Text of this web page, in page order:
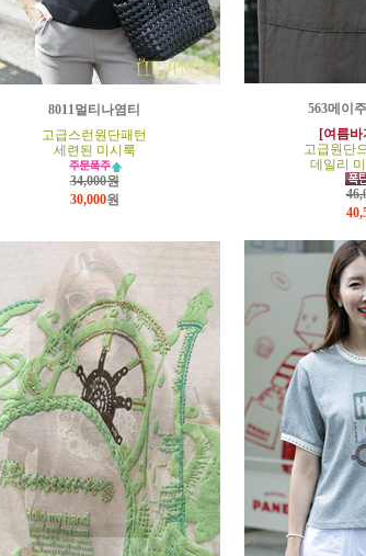
8011멀티나염티
고급스런원단패턴
세련된 미시룩
34,000원
30,000원
563메이
[여름바
고급원단
데일리